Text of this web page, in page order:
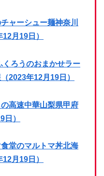
ャーシュー麺神奈川
月19日）
くろうのおまかせラー
2023年12月19日）
高速中華山梨県甲府
）
堂のマルトマ丼北海
月19日）